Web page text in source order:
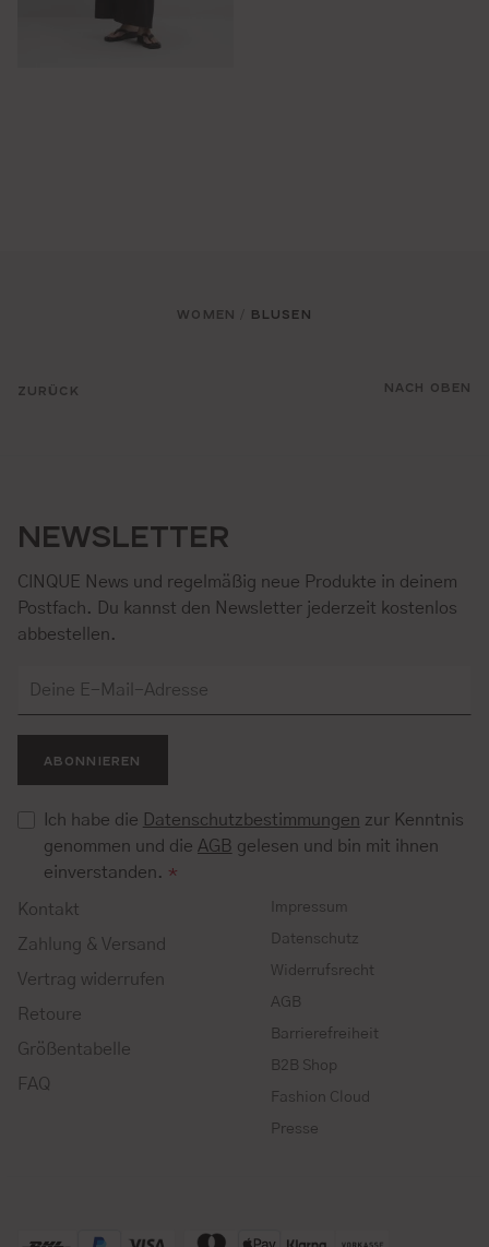
ZURÜCK
WOMEN BLUSEN
NACH OBEN
NEWSLETTER
CINQUE News und regelmäßig neue Produkte in deinem
Postfach. Du kannst den Newsletter jederzeit kostenlos
abbestellen.
ABONNIEREN
Ich habe die Datenschutzbestimmungen zur Kenntnis
genommen und die AGB gelesen und bin mit ihnen
einverstanden. *
Kontakt
Zahlung & Versand
Vertrag widerrufen
Retoure
Größentabelle
FAQ
Impressum
Datenschutz
Widerrufsrecht
AGB
Barrierefreiheit
B2B Shop
Fashion Cloud
Presse